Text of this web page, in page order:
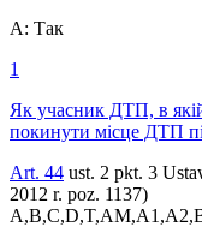
A: Так
1
Як учасник ДТП, в
покинути місце ДТП
Art. 44 ust. 2 pkt. 3
2012 r. poz. 1137)